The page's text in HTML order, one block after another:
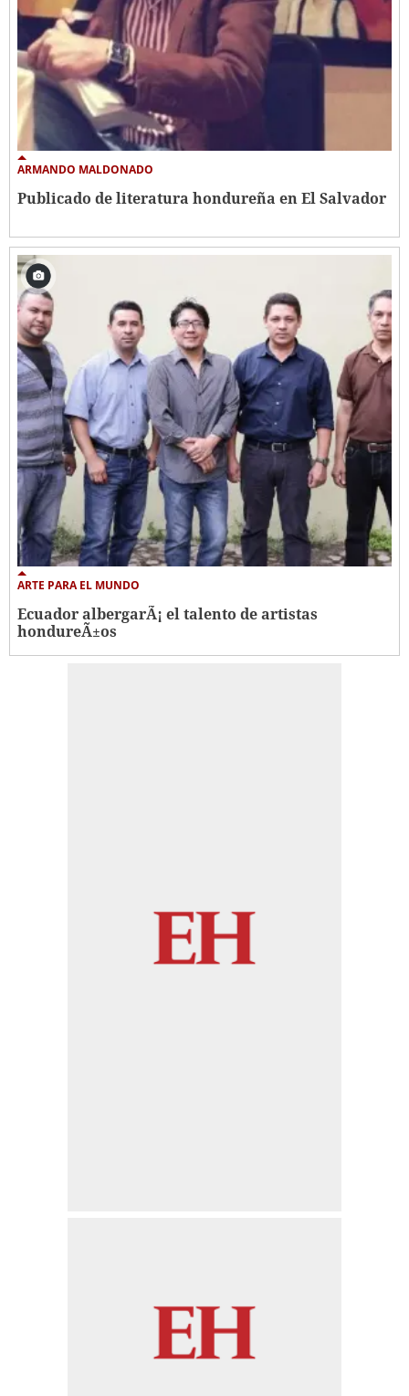
ARMANDO MALDONADO
Publicado de literatura hondureña en El Salvador
ARTE PARA EL MUNDO
Ecuador albergarÃ¡ el talento de artistas
hondureÃ±os